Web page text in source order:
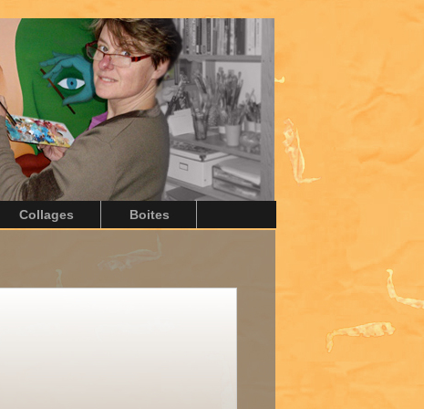
Collages Boites